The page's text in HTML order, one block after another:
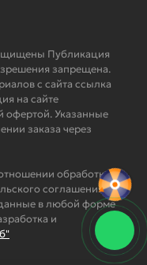
Публикация
запрещена.
с сайта ссылка
на сайте
офертой. Указанные
заказа через
обработки
соглашения
в любой форме
и